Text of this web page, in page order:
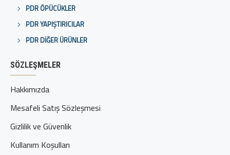
PDR ÖPÜCÜKLER
PDR YAPIŞTIRICILAR
PDR DIĞER ÜRÜNLER
SÖZLEŞMELER
Hakkımızda
Mesafeli Satış Sözleşmesi
Gizlilik ve Güvenlik
Kullanım Koşulları